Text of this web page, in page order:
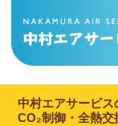
中村エアサービス
CO₂制御・全熱交